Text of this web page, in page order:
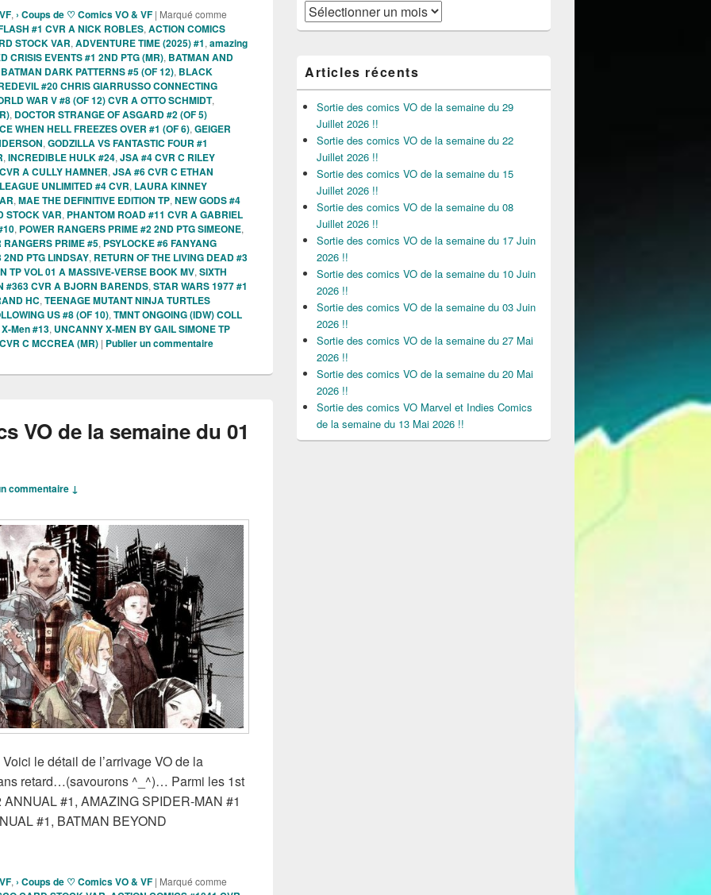
, › Coups de ♡ Comics VO & VF | Marqué comme
#1 CVR A NICK ROBLES, ACTION COMICS
STOCK VAR, ADVENTURE TIME (2025) #1, amazing
CRISIS EVENTS #1 2ND PTG (MR), BATMAN AND
BATMAN DARK PATTERNS #5 (OF 12), BLACK
#20 CHRIS GIARRUSSO CONNECTING
WAR V #8 (OF 12) CVR A OTTO SCHMIDT,
, DOCTOR STRANGE OF ASGARD #2 (OF 5)
WHEN HELL FREEZES OVER #1 (OF 6), GEIGER
, GODZILLA VS FANTASTIC FOUR #1
, INCREDIBLE HULK #24, JSA #4 CVR C RILEY
A CULLY HAMNER, JSA #6 CVR C ETHAN
UNLIMITED #4 CVR, LAURA KINNEY
, MAE THE DEFINITIVE EDITION TP, NEW GODS #4
STOCK VAR, PHANTOM ROAD #11 CVR A GABRIEL
, POWER RANGERS PRIME #2 2ND PTG SIMEONE,
RANGERS PRIME #5, PSYLOCKE #6 FANYANG
PTG LINDSAY, RETURN OF THE LIVING DEAD #3
TP VOL 01 A MASSIVE-VERSE BOOK MV, SIXTH
#363 CVR A BJORN BARENDS, STAR WARS 1977 #1
HC, TEENAGE MUTANT NINJA TURTLES
US #8 (OF 10), TMNT ONGOING (IDW) COLL
Men #13, UNCANNY X-MEN BY GAIL SIMONE TP
C MCCREA (MR) | Publier un commentaire
VO de la semaine du 01
commentaire ↓
le détail de l’arrivage VO de la
retard…(savourons ^_^)… Parmi les 1st
#1, AMAZING SPIDER-MAN #1
#1, BATMAN BEYOND
Comics VO de la semaine du 01 Juin 2022 !!!
, › Coups de ♡ Comics VO & VF | Marqué comme
Archives
Articles récents
Sortie des comics VO de la semaine du 29
Juillet 2026 !!
Sortie des comics VO de la semaine du 22
Juillet 2026 !!
Sortie des comics VO de la semaine du 15
Juillet 2026 !!
Sortie des comics VO de la semaine du 08
Juillet 2026 !!
Sortie des comics VO de la semaine du 17 Juin
2026 !!
Sortie des comics VO de la semaine du 10 Juin
2026 !!
Sortie des comics VO de la semaine du 03 Juin
2026 !!
Sortie des comics VO de la semaine du 27 Mai
2026 !!
Sortie des comics VO de la semaine du 20 Mai
2026 !!
Sortie des comics VO Marvel et Indies Comics
de la semaine du 13 Mai 2026 !!